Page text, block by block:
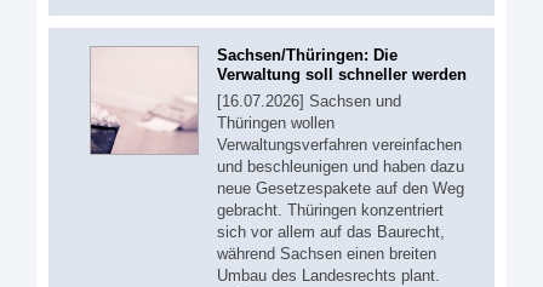
Sachsen/Thüringen: Die
Verwaltung soll schneller werden
[16.07.2026] Sachsen und
Thüringen wollen
Verwaltungsverfahren vereinfachen
und beschleunigen und haben dazu
neue Gesetzespakete auf den Weg
gebracht. Thüringen konzentriert
sich vor allem auf das Baurecht,
während Sachsen einen breiten
Umbau des Landesrechts plant.